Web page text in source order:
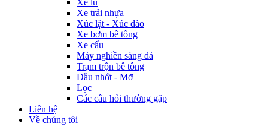
Xe lu
Xe trải nhựa
Xúc lật - Xúc đào
Xe bơm bê tông
Xe cẩu
Máy nghiền sàng đá
Trạm trộn bê tông
Dầu nhớt - Mỡ
Lọc
Các câu hỏi thường gặp
Liên hệ
Về chúng tôi